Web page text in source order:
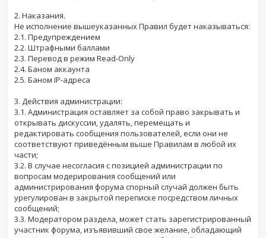
2. Наказания.
Не исполнение вышеуказанных Правил будет наказываться:
2.1. Предупреждением
2.2. Штрафными баллами
2.3. Перевод в режим Read-Only
2.4. Баном аккаунта
2.5. Баном IP-адреса
3. Действия администрации:
3.1. Администрация оставляет за собой право закрывать и
открывать дискуссии, удалять, перемещать и
редактировать сообщения пользователей, если они не
соответствуют приведённым выше Правилам в любой их
части;
3.2. В случае несогласия с позицией администрации по
вопросам модерирования сообщений или
администрирования форума спорный случай должен быть
урегулирован в закрытой переписке посредством личных
сообщений;
3.3. Модератором раздела, может стать зарегистрированный
участник форума, изъявивший свое желание, обладающий